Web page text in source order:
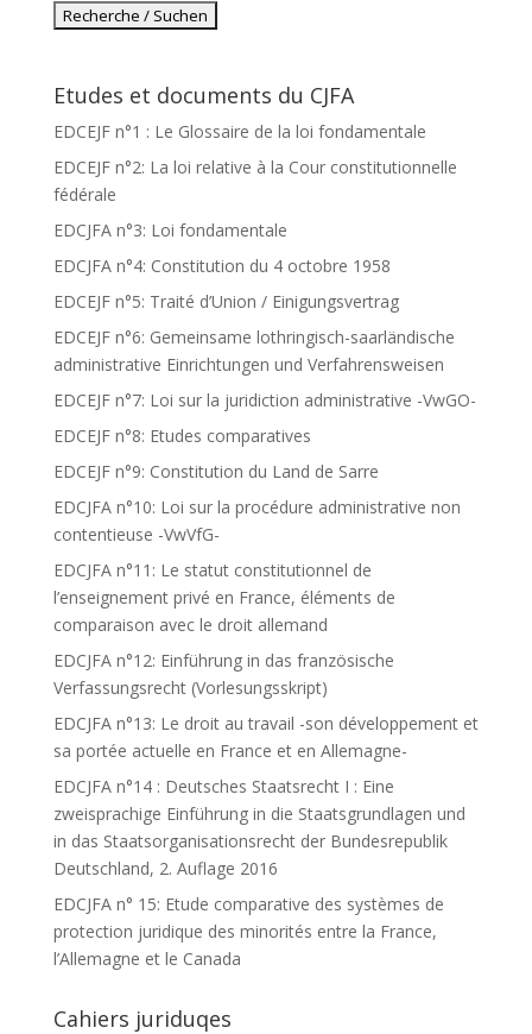
Etudes et documents du CJFA
EDCEJF n°1 : Le Glossaire de la loi fondamentale
EDCEJF n°2: La loi relative à la Cour constitutionnelle
fédérale
EDCJFA n°3: Loi fondamentale
EDCJFA n°4: Constitution du 4 octobre 1958
EDCEJF n°5: Traité d’Union / Einigungsvertrag
EDCEJF n°6: Gemeinsame lothringisch-saarländische
administrative Einrichtungen und Verfahrensweisen
EDCEJF n°7: Loi sur la juridiction administrative -VwGO-
EDCEJF n°8: Etudes comparatives
EDCEJF n°9: Constitution du Land de Sarre
EDCJFA n°10: Loi sur la procédure administrative non
contentieuse -VwVfG-
EDCJFA n°11: Le statut constitutionnel de
l’enseignement privé en France, éléments de
comparaison avec le droit allemand
EDCJFA n°12: Einführung in das französische
Verfassungsrecht (Vorlesungsskript)
EDCJFA n°13: Le droit au travail -son développement et
sa portée actuelle en France et en Allemagne-
EDCJFA n°14 : Deutsches Staatsrecht I : Eine
zweisprachige Einführung in die Staatsgrundlagen und
in das Staatsorganisationsrecht der Bundesrepublik
Deutschland, 2. Auflage 2016
EDCJFA n° 15: Etude comparative des systèmes de
protection juridique des minorités entre la France,
l’Allemagne et le Canada
Cahiers juriduqes